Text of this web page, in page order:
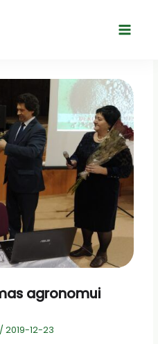
Main
agronomui
/ 2019-12-23